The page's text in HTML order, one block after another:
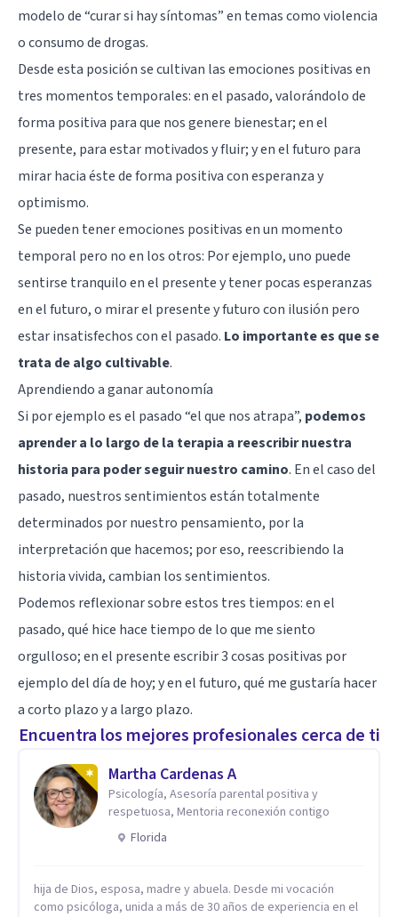
modelo de “curar si hay síntomas” en temas como violencia
oconsumo de drogas.
Desde esta posición se cultivan las emociones positivas en
tres momentos temporales: en el pasado, valorándolo de
forma positiva para que nos genere bienestar; en el
presente, para estar motivados y fluir; y en el futuro para
mirar hacia éste de forma positiva con esperanza y
optimismo.
Se pueden tener emociones positivas en un momento
temporal pero no en los otros: Por ejemplo, uno puede
sentirse tranquilo en el presente y tener pocas esperanzas
en el futuro, o mirar el presente y futuro con ilusión pero
estar insatisfechos con el pasado. Lo importante es que se
trata de algo cultivable.
Aprendiendo a ganar autonomía
Si por ejemplo es el pasado “el que nos atrapa”, podemos
aprender a lo largo de la terapia a reescribir nuestra
historia para poder seguir nuestro camino. En el caso del
pasado, nuestros sentimientos están totalmente
determinados por nuestro pensamiento, por la
interpretación que hacemos; por eso, reescribiendo la
historia vivida, cambian los sentimientos.
Podemos reflexionar sobre estos tres tiempos: en el
pasado, qué hice hace tiempo de lo que me siento
orgulloso; en el presente escribir 3 cosas positivas por
ejemplo del día de hoy; y en el futuro, qué me gustaría hacer
a corto plazo y a largo plazo.
Encuentra los mejores profesionales cerca de ti
Martha Cardenas A
Psicología, Asesoría parental positiva y
respetuosa, Mentoria reconexión contigo
Florida
hija de Dios, esposa, madre y abuela. Desde mi vocación
como psicóloga, unida a más de 30 años de experiencia en el